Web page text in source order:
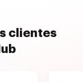
clientes